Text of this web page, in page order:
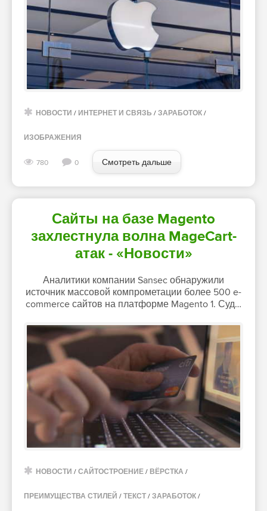
НОВОСТИ / ИНТЕРНЕТ И СВЯЗЬ / ЗАРАБОТОК /
ИЗОБРАЖЕНИЯ
780 0 Смотреть дальше
Сайты на базе Magento
захлестнула волна MageCart-
атак - «Новости»
Аналитики компании Sansec обнаружили
источник массовой компрометации более 500 e-
commerce сайтов на платформе Magento 1. Суд…
НОВОСТИ / САЙТОСТРОЕНИЕ / ВЁРСТКА /
ПРЕИМУЩЕСТВА СТИЛЕЙ / ТЕКСТ / ЗАРАБОТОК /